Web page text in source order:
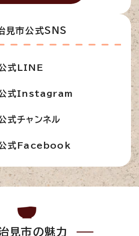
見市公式SNS
式LINE
公式Instagram
式チャンネル
公式Facebook
見市の魅力